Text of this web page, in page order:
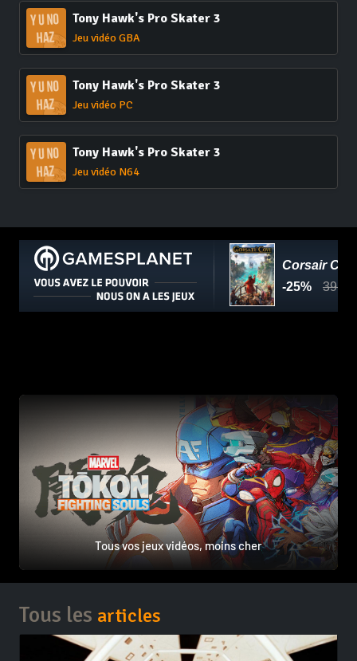
Tony Hawk's Pro Skater 3
Jeu vidéo GBA
Tony Hawk's Pro Skater 3
Jeu vidéo PC
Tony Hawk's Pro Skater 3
Jeu vidéo N64
Tous vos jeux vidéos, moins cher
Tous les articles